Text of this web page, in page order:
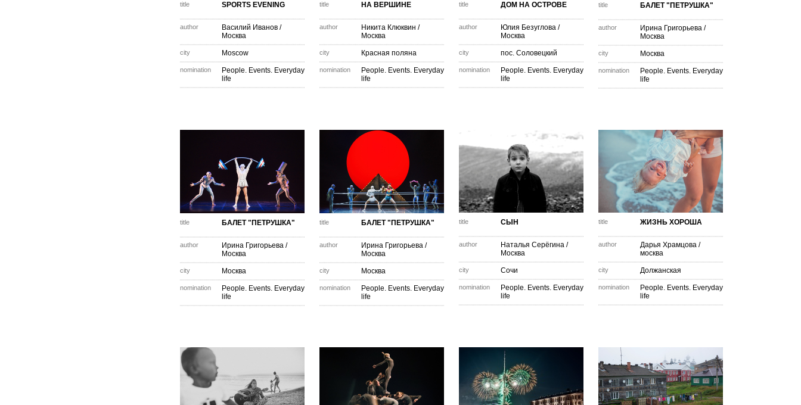
title SPORTS EVENING
author Василий Иванов /
Москва
city Moscow
nomination
People. Events. Everyday
life
title НА ВЕРШИНЕ
author Никита Клюквин /
Москва
city Красная поляна
nomination
People. Events. Everyday
life
title ДОМ НА ОСТРОВЕ
author Юлия Безуглова /
Москва
city пос. Соловецкий
nomination
People. Events. Everyday
life
title БАЛЕТ "ПЕТРУШКА"
author Ирина Григорьева /
Москва
city Москва
nomination
People. Events. Everyday
life
title БАЛЕТ "ПЕТРУШКА"
author Ирина Григорьева /
Москва
city Москва
nomination
People. Events. Everyday
life
title БАЛЕТ "ПЕТРУШКА"
author Ирина Григорьева /
Москва
city Москва
nomination
People. Events. Everyday
life
title СЫН
author Наталья Серёгина /
Москва
city Сочи
nomination
People. Events. Everyday
life
title ЖИЗНЬ ХОРОША
author Дарья Храмцова /
москва
city Должанская
nomination
People. Events. Everyday
life